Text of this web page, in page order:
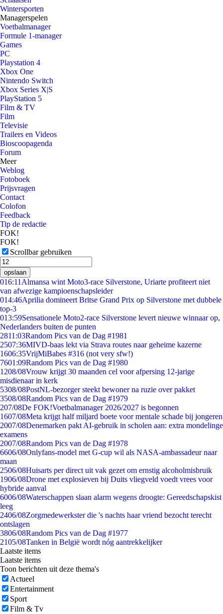
Wintersporten
Managerspelen
Voetbalmanager
Formule 1-manager
Games
PC
Playstation 4
Xbox One
Nintendo Switch
Xbox Series X|S
PlayStation 5
Film & TV
Film
Televisie
Trailers en Videos
Bioscoopagenda
Forum
Meer
Weblog
Fotoboek
Prijsvragen
Contact
Colofon
Feedback
Tip de redactie
FOK!
FOK!
Scrollbar gebruiken
opslaan
016:11 Almansa wint Moto3-race Silverstone, Uriarte profiteert niet
van afwezige kampioenschapsleider
014:46Aprilia domineert Britse Grand Prix op Silverstone met dubbele
top-3
013:59Sensationele Moto2-race Silverstone levert nieuwe winnaar op,
Nederlanders buiten de punten
2811:03Random Pics van de Dag #1981
2507:36MIVD-baas lekt via Strava routes naar geheime kazerne
1606:35VrijMiBabes #316 (not very sfw!)
7601:09Random Pics van de Dag #1980
1208/08Vrouw krijgt 30 maanden cel voor afpersing 12-jarige
misdienaar in kerk
5308/08PostNL-bezorger steekt bewoner na ruzie over pakket
3508/08Random Pics van de Dag #1979
207/08De FOK!Voetbalmanager 2026/2027 is begonnen
1607/08Meta krijgt half miljard boete voor mentale schade bij jongeren
2007/08Denemarken pakt AI-gebruik in scholen aan: extra mondelinge
examens
2007/08Random Pics van de Dag #1978
6606/08Onlyfans-model met G-cup wil als NASA-ambassadeur naar
maan
2506/08Huisarts per direct uit vak gezet om ernstig alcoholmisbruik
1906/08Drone met explosieven bij Duits vliegveld voedt vrees voor
hybride aanval
6006/08Waterschappen slaan alarm wegens droogte: Gereedschapskist
leeg
2406/08Zorgmedewerkster die 's nachts haar vriend bezocht terecht
ontslagen
3806/08Random Pics van de Dag #1977
2105/08Tanken in België wordt nóg aantrekkelijker
Laatste items
Laatste items
Toon berichten uit deze thema's
Actueel
Entertainment
Sport
Film & Tv